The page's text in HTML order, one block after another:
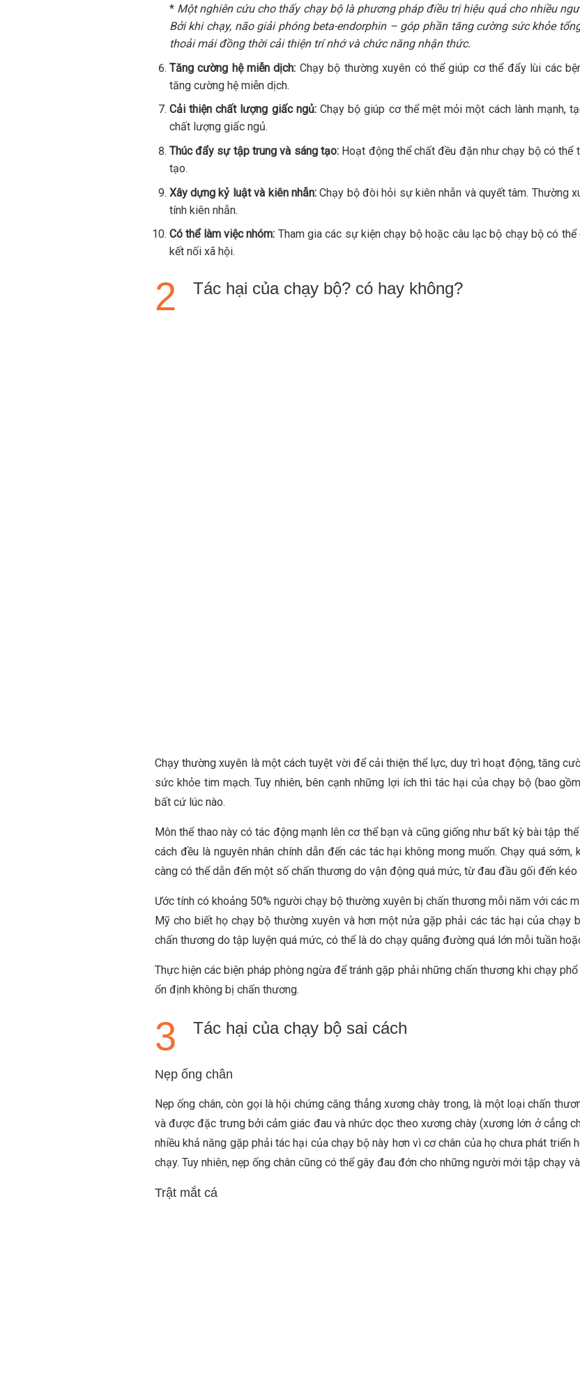
* Một nghiên cứu cho thấy chạy bộ là phương pháp điều trị hiệu quả cho nhiều
Bởi khi chạy, não giải phóng beta-endorphin – góp phần tăng cường sức khỏe
thoải mái đồng thời cải thiện trí nhớ và chức năng nhận thức.
Tăng cường hệ miễn dịch: Chạy bộ thường xuyên có thể giúp cơ thể đẩy lùi các
tăng cường hệ miễn dịch.
Cải thiện chất lượng giấc ngủ:Chạy bộ giúp cơ thể mệt mỏi một cách lành mạnh,
chất lượng giấc ngủ.
Thúc đẩy sự tập trung và sáng tạo:Hoạt động thể chất đều đặn như chạy bộ có thể
tạo.
Xây dựng kỷ luật và kiên nhẫn:Chạy bộ đòi hỏi sự kiên nhẫn và quyết tâm. Thường
tính kiên nhẫn.
Có thể làm việc nhóm: Tham gia các sự kiện chạy bộ hoặc câu lạc bộ chạy bộ có
kết nối xã hội.
Tác hại của chạy bộ? có hay không?
Chạy thường xuyên là một cách tuyệt vời để cải thiện thể lực, duy trì hoạt động, tăng
sức khỏe tim mạch. Tuy nhiên, bên cạnh những lợi ích thì tác hại của chạy bộ (bao
bất cứ lúc nào.
Môn thể thao này có tác động mạnh lên cơ thể bạn và cũng giống như bất kỳ bài tập
cách đều là nguyên nhân chính dẫn đến các tác hại không mong muốn. Chạy quá
càng có thể dẫn đến một số chấn thương do vận động quá mức, từ đau đầu gối đến kéo
Ước tính có khoảng 50% người chạy bộ thường xuyên bị chấn thương mỗi năm với các
Mỹ cho biết họ chạy bộ thường xuyên và hơn một nửa gặp phải các tác hại của chạy
chấn thương do tập luyện quá mức, có thể là do chạy quãng đường quá lớn mỗi tuần
Thực hiện các biện pháp phòng ngừa để tránh gặp phải những chấn thương khi chạy
ổn định không bị chấn thương.
Tác hại của chạy bộ sai cách
Nẹp ống chân
Nẹp ống chân, còn gọi là hội chứng căng thẳng xương chày trong, là một loại chấn
và được đặc trưng bởi cảm giác đau và nhức dọc theo xương chày (xương lớn ở cẳng
nhiều khả năng gặp phải tác hại của chạy bộ này hơn vì cơ chân của họ chưa phát triển
chạy. Tuy nhiên, nẹp ống chân cũng có thể gây đau đớn cho những người mới tập chạy
Trật mắt cá